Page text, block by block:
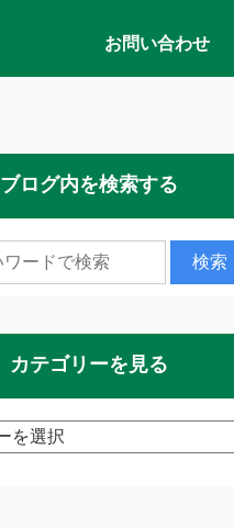
お問い合わせ
ブログ内を検索する
カテゴリーを見る